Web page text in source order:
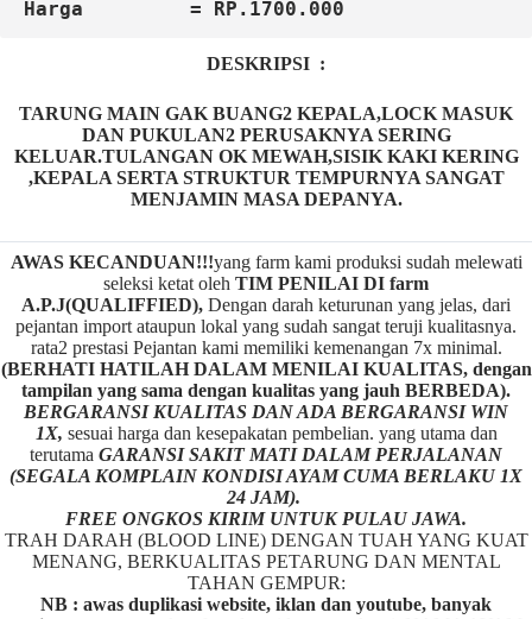
DESKRIPSI :
TARUNG MAIN GAK BUANG2 KEPALA,LOCK MASUK
DAN PUKULAN2 PERUSAKNYA SERING
KELUAR.TULANGAN OK MEWAH,SISIK KAKI KERING
,KEPALA SERTA STRUKTUR TEMPURNYA SANGAT
MENJAMIN MASA DEPANYA.
AWAS KECANDUAN!!!yang farm kami produksi sudah melewati
seleksi ketat oleh TIM PENILAI DI farm
A.P.J(QUALIFFIED), Dengan darah keturunan yang jelas, dari
pejantan import ataupun lokal yang sudah sangat teruji kualitasnya.
rata2 prestasi Pejantan kami memiliki kemenangan 7x minimal.
(BERHATI HATILAH DALAM MENILAI KUALITAS, dengan
tampilan yang sama dengan kualitas yang jauh BERBEDA).
BERGARANSI KUALITAS DAN ADA BERGARANSI WIN
1X, sesuai harga dan kesepakatan pembelian. yang utama dan
terutama GARANSI SAKIT MATI DALAM PERJALANAN
(SEGALA KOMPLAIN KONDISI AYAM CUMA BERLAKU 1X
24 JAM).
FREE ONGKOS KIRIM UNTUK PULAU JAWA.
TRAH DARAH (BLOOD LINE) DENGAN TUAH YANG KUAT
MENANG, BERKUALITAS PETARUNG DAN MENTAL
TAHAN GEMPUR:
NB : awas duplikasi website, iklan dan youtube, banyak